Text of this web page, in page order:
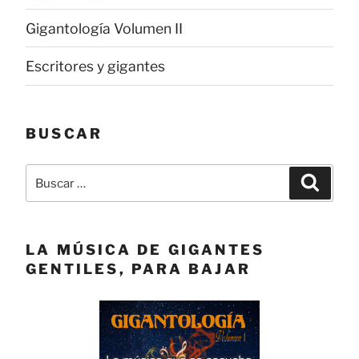
Gigantología Volumen II
Escritores y gigantes
BUSCAR
Buscar
LA MÚSICA DE GIGANTES
GENTILES, PARA BAJAR